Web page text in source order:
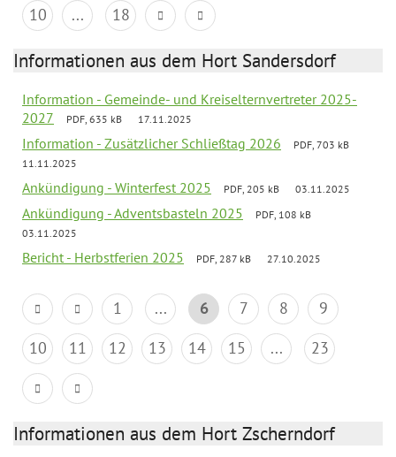
10
... 18
Informationen aus dem Hort Sandersdorf
Information - Gemeinde- und Kreiselternvertreter 2025-
2027
PDF, 635 kB 17.11.2025
Information - Zusätzlicher Schließtag 2026
PDF, 703 kB
11.11.2025
Ankündigung - Winterfest 2025 PDF, 205 kB 03.11.2025
Ankündigung - Adventsbasteln 2025
PDF, 108 kB
03.11.2025
Bericht - Herbstferien 2025 PDF, 287 kB 27.10.2025
1 ... 6 7 8
9
10
11 12 13 14 15 ... 23
Informationen aus dem Hort Zscherndorf